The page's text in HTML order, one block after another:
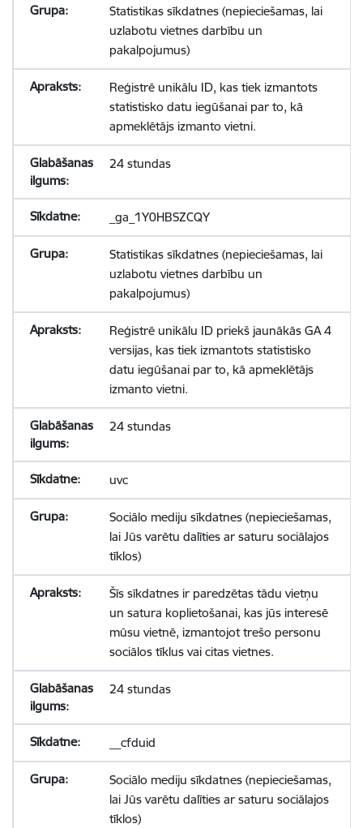
Statistikas sīkdatnes (nepieciešamas, lai
uzlabotu vietnes darbību un
pakalpojumus)
Reģistrē unikālu ID, kas tiek izmantots
statistisko datu iegūšanai par to, kā
apmeklētājs izmanto vietni.
24 stundas
_ga_1Y0HBSZCQY
Statistikas sīkdatnes (nepieciešamas, lai
uzlabotu vietnes darbību un
pakalpojumus)
Reģistrē unikālu ID priekš jaunākās GA 4
versijas, kas tiek izmantots statistisko
datu iegūšanai par to, kā apmeklētājs
izmanto vietni.
24 stundas
uvc
Sociālo mediju sīkdatnes (nepieciešamas,
lai Jūs varētu dalīties ar saturu sociālajos
tīklos)
Šīs sīkdatnes ir paredzētas tādu vietņu
un satura koplietošanai, kas jūs interesē
mūsu vietnē, izmantojot trešo personu
sociālos tīklus vai citas vietnes.
24 stundas
__cfduid
Sociālo mediju sīkdatnes (nepieciešamas,
lai Jūs varētu dalīties ar saturu sociālajos
tīklos)